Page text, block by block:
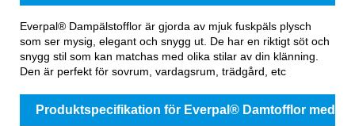
öppen tå
Everpal® Dampälstofflor är gjorda av mjuk fuskpäls plysch
som ser mysig, elegant och snygg ut. De har en riktigt söt och
snygg stil som kan matchas med olika stilar av din klänning.
Den är perfekt för sovrum, vardagsrum, trädgård, etc
Produktspecifikation för Everpal® Damtofflor med